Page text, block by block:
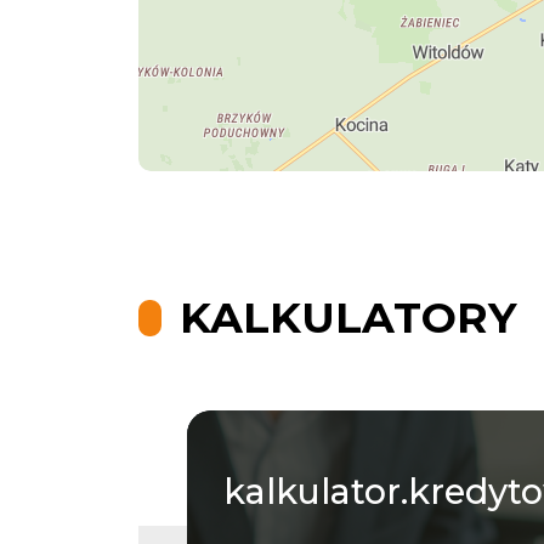
KALKULATORY